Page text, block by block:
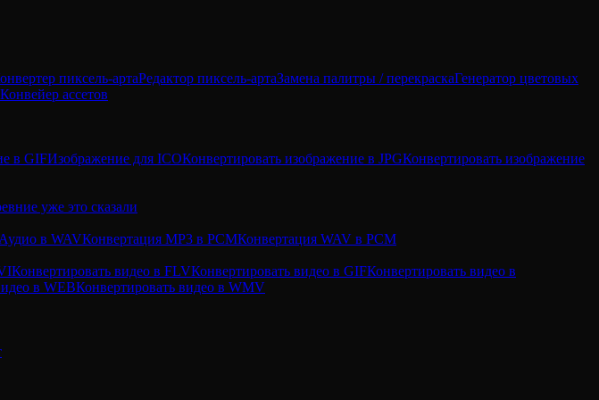
пиксель-артаРедактор пиксель-артаЗамена палитры / перекраскаГенератор цветовых
Конвейер ассетов
в GIFИзображение для ICOКонвертировать изображение в JPGКонвертировать изображение
уже это сказали
Аудио в WAVКонвертация MP3 в PCMКонвертация WAV в PCM
Конвертировать видео в FLVКонвертировать видео в GIFКонвертировать видео в
в WEBКонвертировать видео в WMV